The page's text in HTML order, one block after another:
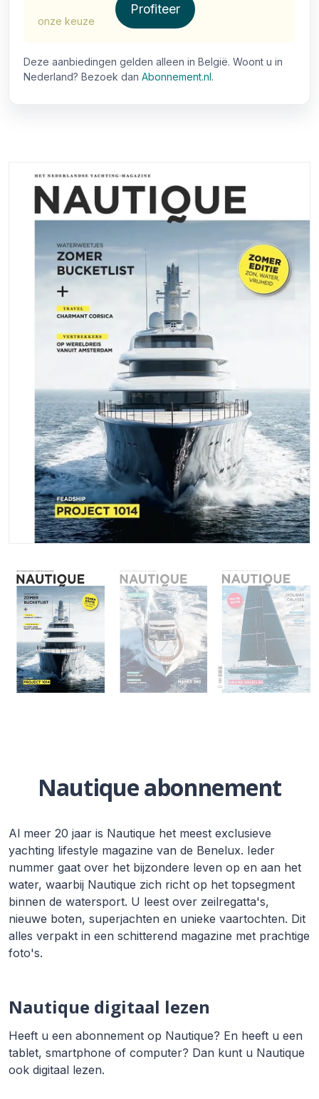
onze keuze
Profiteer
Deze aanbiedingen gelden alleen in België. Woont u in
Nederland? Bezoek dan Abonnement.nl.
Nautique abonnement
Al meer 20 jaar is Nautique het meest exclusieve
yachting lifestyle magazine van de Benelux. Ieder
nummer gaat over het bijzondere leven op en aan het
water, waarbij Nautique zich richt op het topsegment
binnen de watersport. U leest over zeilregatta's,
nieuwe boten, superjachten en unieke vaartochten. Dit
alles verpakt in een schitterend magazine met prachtige
foto's.
Nautique digitaal lezen
Heeft u een abonnement op Nautique? En heeft u een
tablet, smartphone of computer? Dan kunt u Nautique
ook digitaal lezen.